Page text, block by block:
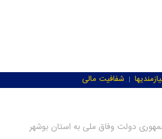
شفافیت مالی
دولت وفاق ملی به استان بوشهر